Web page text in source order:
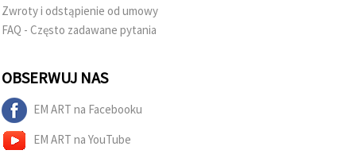
Zwroty i odstąpienie od umowy
FAQ - Często zadawane pytania
OBSERWUJ NAS
EM ART na Facebooku
EM ART na YouTube